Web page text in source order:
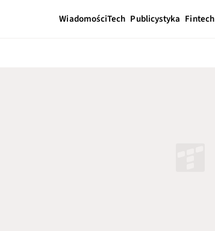
WiadomościTech Publicystyka Fintech